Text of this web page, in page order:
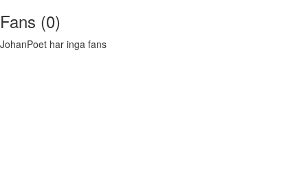
Fans (0)
JohanPoet har inga fans